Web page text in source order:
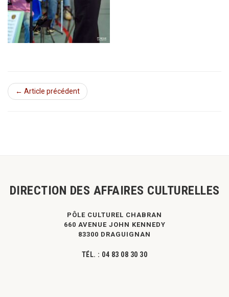
← Article précédent
DIRECTION DES AFFAIRES CULTURELLES
PÔLE CULTUREL CHABRAN
660 AVENUE JOHN KENNEDY
83300 DRAGUIGNAN
TÉL. : 04 83 08 30 30